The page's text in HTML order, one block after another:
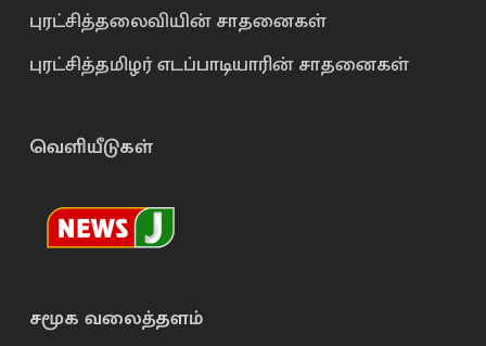
புரட்சித்தலைவியின் சாதனைகள்
புரட்சித்தமிழர் எடப்பாடியாரின் சாதனைகள்
வெளியீடுகள்
சமூக வலைத்தளம்